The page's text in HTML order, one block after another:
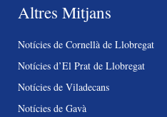
Altres Mitjans
Notícies de Cornellà de Llobregat
Notícies d’El Prat de Llobregat
Notícies de Viladecans
Notícies de Gavà